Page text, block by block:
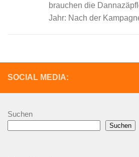
brauchen die
Jahr: Nach der
SOCIAL MEDIA:
Suchen
Suchen